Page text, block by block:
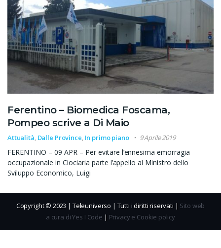
Ferentino – Biomedica Foscama,
Pompeo scrive a Di Maio
Attualità, Dalle Province, In primo piano 9 Aprile 2019
FERENTINO – 09 APR – Per evitare l’ennesima emorragia
occupazionale in Ciociaria parte l’appello al Ministro dello
Sviluppo Economico, Luigi
Copyright © 2023 | Teleuniverso | Tutti i diritti riservati | Sito web
a cura di Yes I Code | Privacy e Cookie policy